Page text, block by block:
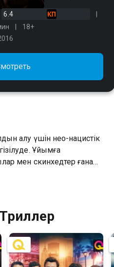
6.4
18+
алу үшін нео-нацистік
Ұйымға
мен скинхедтер ғана
үшін қаланы жоюға